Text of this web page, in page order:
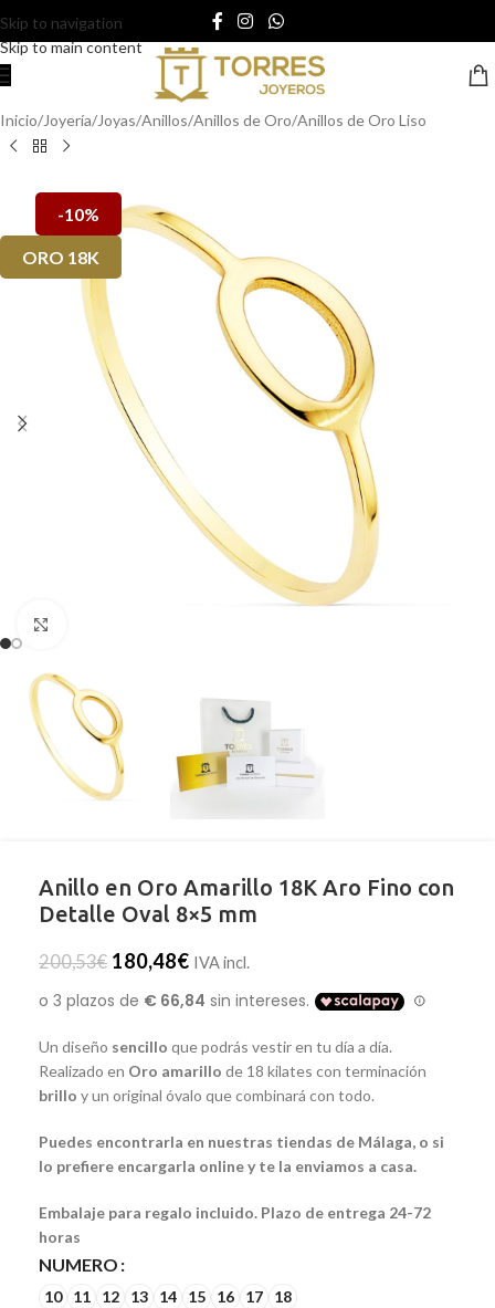
Skip to navigation
Skip to main content
Inicio/Joyería/Joyas/Anillos/Anillos de Oro/Anillos de Oro Liso
-10%
ORO 18K
Anillo en Oro Amarillo 18K Aro Fino con
Detalle Oval 8×5 mm
200,53€ 180,48€ IVA incl.
Un diseño sencillo que podrás vestir en tu día a día.
Realizado en Oro amarillo de 18 kilates con terminación
brillo y un original óvalo que combinará con todo.
Puedes encontrarla en nuestras tiendas de Málaga, o si
lo prefiere encargarla online y te la enviamos a casa.
Embalaje para regalo incluido. Plazo de entrega 24-72
horas
NUMERO
10 11 12 13 14 15 16 17 18